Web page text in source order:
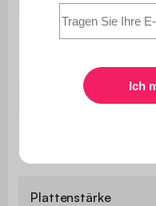
Farbe der
Abmessungen
Plattenstärke